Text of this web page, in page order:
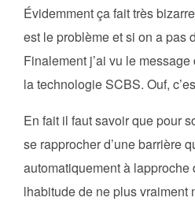
Évidemment ça fait très
est le problème et si on a pas
Finalement j’ai vu le
la technologie SCBS. Ouf,
En fait il faut savoir que pour
se rapprocher d’une barrière
automatiquement à lapproche
lhabitude de ne plus vraiment